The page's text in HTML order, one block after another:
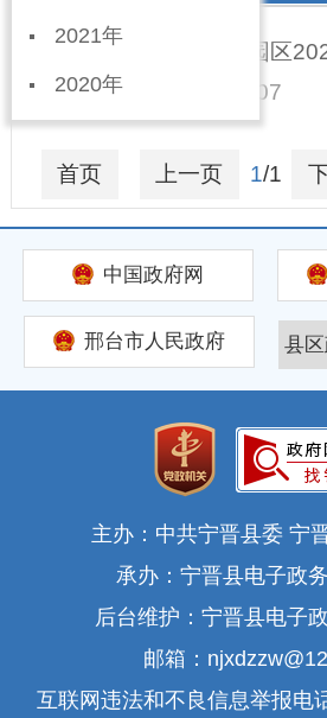
2021年
2020年
河北宁晋省级农业科技园区
工作年度报告
2025-01-07
首页 上一页 1/1
中国政府网
邢台市人民政府
主办：中共宁晋县委 宁
承办：宁晋县电子政
后台维护：宁晋县电子
邮箱：
互联网违法和不良信息举报电